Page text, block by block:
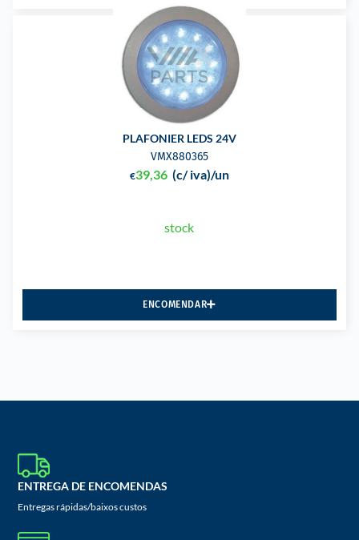
PLAFONIER LEDS 24V
VMX880365
€39,36 (c/ iva)/un
stock
ENCOMENDAR
ENTREGA DE ENCOMENDAS
Entregas rápidas/baixos custos